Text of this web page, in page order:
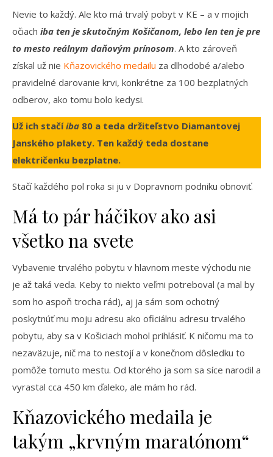
Nevie to každý. Ale kto má trvalý pobyt v KE – a v mojich
očiach iba ten je skutočným Košičanom, lebo len ten je pre
to mesto reálnym daňovým prínosom. A kto zároveň
získal už nie Kňazovického medailu za dlhodobé a/alebo
pravidelné darovanie krvi, konkrétne za 100 bezplatných
odberov, ako tomu bolo kedysi.
Už ich stačíiba 80 a teda držiteľstvo Diamantovej
Janského plakety. Ten každý teda dostane
električenku bezplatne.
Stačí každého pol roka si ju v Dopravnom podniku obnoviť.
Má to pár háčikov ako asi
všetko na svete
Vybavenie trvalého pobytu v hlavnom meste východu nie
je až taká veda. Keby to niekto veľmi potreboval (a mal by
som ho aspoň trocha rád), aj ja sám som ochotný
poskytnúť mu moju adresu ako oficiálnu adresu trvalého
pobytu, aby sa v Košiciach mohol prihlásiť. K ničomu ma to
nezaväzuje, nič ma to nestojí a v konečnom dôsledku to
pomôže tomuto mestu. Od ktorého ja som sa síce narodil a
vyrastal cca 450 km ďaleko, ale mám ho rád.
Kňazovického medaila je
takým „krvným maratónom“